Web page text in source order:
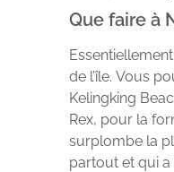
Que faire à
de l’île. Vous
Kelingking
Rex, pour la
surplombe la
partout et qui a